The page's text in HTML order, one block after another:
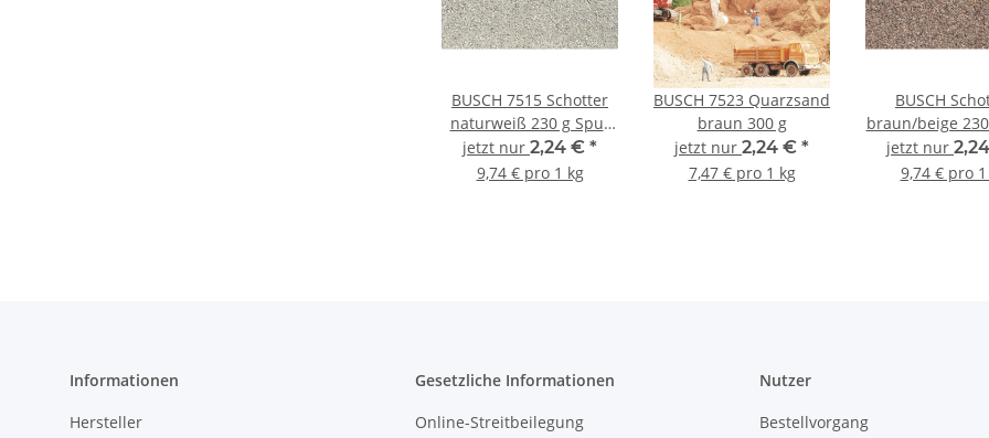
BUSCH 7515 Schotter
naturweiß 230 g Spur
H0 TT und N
jetzt nur 2,24 € *
9,74 € pro 1 kg
BUSCH 7523 Quarzsand
braun 300 g
jetzt nur 2,24 € *
7,47 € pro 1 kg
BUSCH
braun/beige 230
H0 TT und N
jetzt nur
9,74 € pro
Informationen
Hersteller
Gesetzliche Informationen
Online-Streitbeilegung
Nutzer
Bestellvorgang